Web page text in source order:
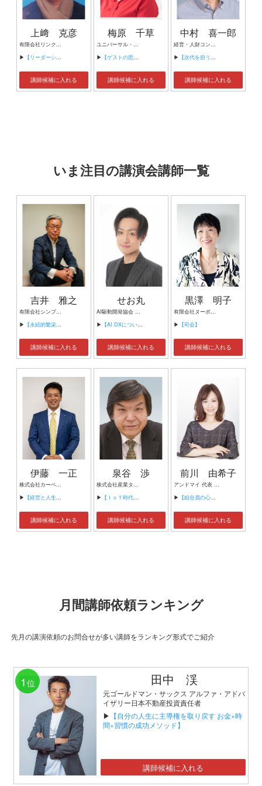
上﨑 克彦
有限会社リンクス・ビジネス・コンサルティング 代表取締役 ODネットワークジャパン ODスキルアップ講座/実践講座 トレーナー
▶ 【リーダーシップ・スキルを高めるには？】
講師候補に入れる
梅原 千草
ユニバーサル・スタジオ・ジャパン 元人材開発マネージャー Universal Academy初代学長 株式会社SmiLearn代表取締役
▶ 【ゲストの思い出に残るサービスとは～クルーの存在が１番のアトラクション～】
講師候補に入れる
中村 喜一郎
経営・人財コンサルタント
▶ 【次代を担う人財】
講師候補に入れる
いま注目の講演会講師一覧
吉井 雅之
有限会社シンプルタスク 代表取締役 習慣形成コンサルタント
▶ 【永続的繁栄の組織づくり】
講師候補に入れる
せお丸
AI駆動開発協会 代表理事 サイバーフリークス株式会社 代表取締役
▶ 【AI DXについて】
講師候補に入れる
黒澤 明子
有限会社ヌーボヌール代表取締役
▶ 【司会】
講師候補に入れる
伊藤 一正
株式会社カーベル代表取締役社長 プロレスラーカーベル伊藤
▶ 【経営と人生がHappyになる3つのキーワード】
講師候補に入れる
泉谷 渉
株式会社産業タイムズ社 代表取締役会長 半導体産業新聞 特別編集委員
▶ 【ＩｏＴ時代にニッポンの製造業が一気に抜け出す！！ ～世界トップシェアのセンサーとロボットで戦え！】
講師候補に入れる
前川 由希子
アンドマイ 代表 組織活性化コンサルタント
▶ 【組合員の心をぐっと掴むコミュニケーション術～組合員が「あなたが言うなら」と動き出す３ステップ～】
講師候補に入れる
月間講師依頼ランキング
先月の講演依頼のお問合せが多い講師をランキング形式でご紹介
1 位 田中 渓
元ゴールドマン・サックス アルファ・アドバ
イザリー日本不動産投資責任者
▶ 【自分の人生に主導権を取り戻す お金×時
間×習慣の成功メソッド】
講師候補に入れる